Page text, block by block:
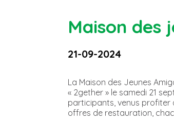
Maison des
21-09-2024
La Maison des Jeunes
« 2gether » le samedi 21
participants, venus profiter
offres de restauration,